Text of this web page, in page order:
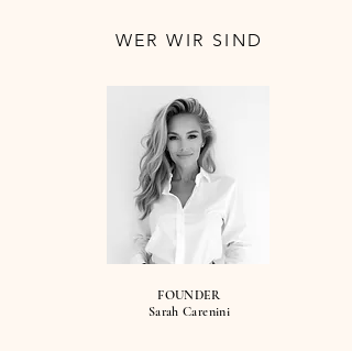
WER WIR SIND
FOUNDER
Sarah Carenini